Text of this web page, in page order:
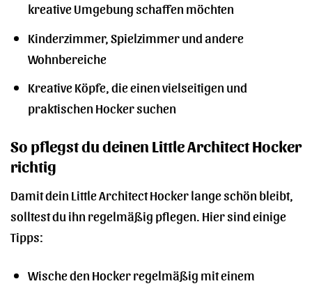
kreative Umgebung schaffen möchten
Kinderzimmer, Spielzimmer und andere
Wohnbereiche
Kreative Köpfe, die einen vielseitigen und
praktischen Hocker suchen
So pflegst du deinen Little Architect Hocker
richtig
Damit dein Little Architect Hocker lange schön bleibt,
solltest du ihn regelmäßig pflegen. Hier sind einige
Tipps:
Wische den Hocker regelmäßig mit einem